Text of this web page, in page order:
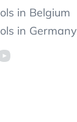
in Belgium
in Germany